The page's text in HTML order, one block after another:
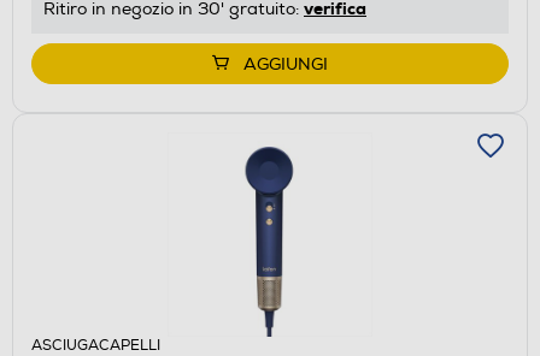
Ritiro in negozio in 30' gratuito: verifica
AGGIUNGI
ASCIUGACAPELLI